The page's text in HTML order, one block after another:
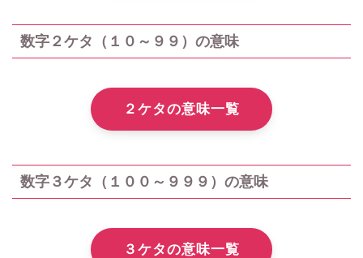
数字２ケタ（１０～９９）の意味
２ケタの意味一覧
数字３ケタ（１００～９９９）の意味
３ケタの意味一覧